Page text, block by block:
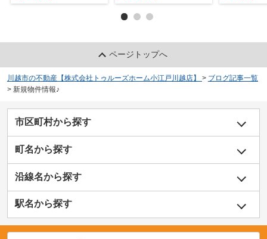
ページトップへ
川越市の不動産【株式会社トゥルーズホーム小江戸川越店】 > ブログ記事一覧
> 新規物件情報♪
市区町村から探す
町名から探す
沿線名から探す
駅名から探す